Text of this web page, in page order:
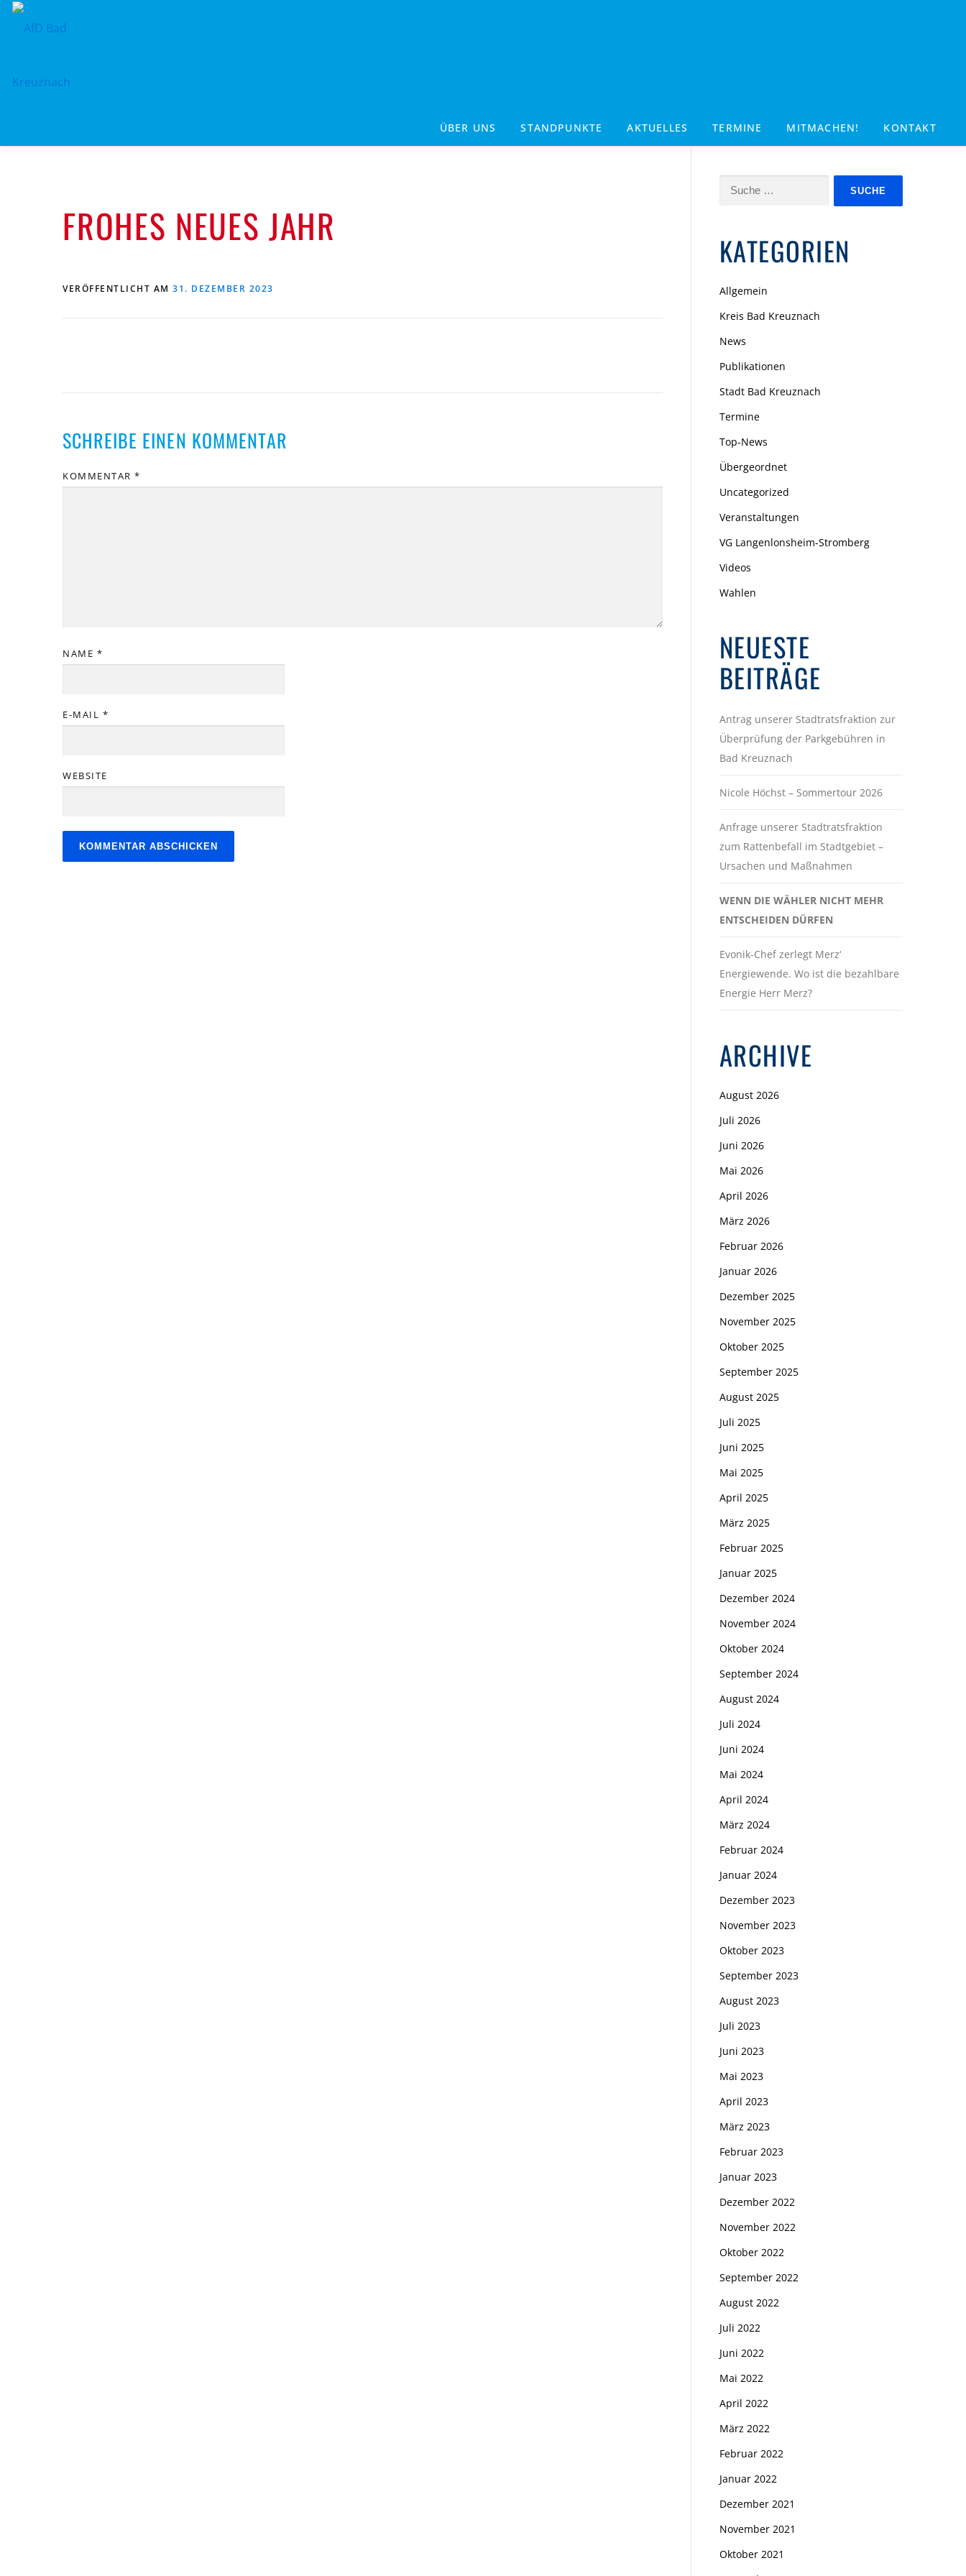
Zum
Inhalt
ÜBER UNS STANDPUNKTE AKTUELLES TERMINE MITMACHEN! KONTAKT
FROHES NEUES JAHR
VERÖFFENTLICHT AM 31. DEZEMBER 2023
SCHREIBE EINEN KOMMENTAR
KOMMENTAR *
NAME *
E-MAIL *
WEBSITE
Suche
KATEGORIEN
Allgemein
Kreis Bad Kreuznach
News
Publikationen
Stadt Bad Kreuznach
Termine
Top-News
Übergeordnet
Uncategorized
Veranstaltungen
VG Langenlonsheim-Stromberg
Videos
Wahlen
NEUESTE
BEITRÄGE
Antrag unserer Stadtratsfraktion zur
Überprüfung der Parkgebühren in
Bad Kreuznach
Nicole Höchst – Sommertour 2026
Anfrage unserer Stadtratsfraktion
zum Rattenbefall im Stadtgebiet –
Ursachen und Maßnahmen
WENN DIE WÄHLER NICHT MEHR
ENTSCHEIDEN DÜRFEN
Evonik-Chef zerlegt Merz‘
Energiewende. Wo ist die bezahlbare
Energie Herr Merz?
ARCHIVE
August 2026
Juli 2026
Juni 2026
Mai 2026
April 2026
März 2026
Februar 2026
Januar 2026
Dezember 2025
November 2025
Oktober 2025
September 2025
August 2025
Juli 2025
Juni 2025
Mai 2025
April 2025
März 2025
Februar 2025
Januar 2025
Dezember 2024
November 2024
Oktober 2024
September 2024
August 2024
Juli 2024
Juni 2024
Mai 2024
April 2024
März 2024
Februar 2024
Januar 2024
Dezember 2023
November 2023
Oktober 2023
September 2023
August 2023
Juli 2023
Juni 2023
Mai 2023
April 2023
März 2023
Februar 2023
Januar 2023
Dezember 2022
November 2022
Oktober 2022
September 2022
August 2022
Juli 2022
Juni 2022
Mai 2022
April 2022
März 2022
Februar 2022
Januar 2022
Dezember 2021
November 2021
Oktober 2021